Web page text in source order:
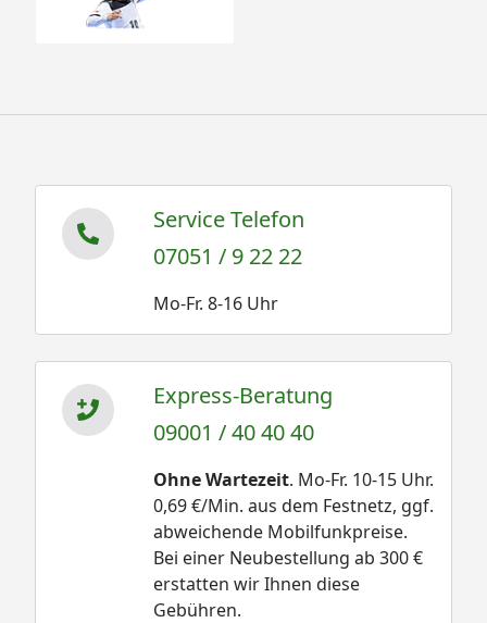
Service Telefon
07051 / 9 22 22
Mo-Fr. 8-16 Uhr
Express-Beratung
09001 / 40 40 40
Ohne Wartezeit. Mo-Fr. 10-15 Uhr.
0,69 €/Min. aus dem Festnetz, ggf.
abweichende Mobilfunkpreise.
Bei einer Neubestellung ab 300 €
erstatten wir Ihnen diese
Gebühren.